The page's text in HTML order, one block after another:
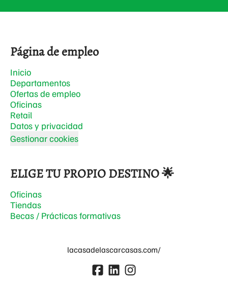
Página de empleo
Inicio
Departamentos
Ofertas de empleo
Oficinas
Retail
Datos y privacidad
Gestionar cookies
ELIGE TU PROPIO DESTINO 🌟
Oficinas
Tiendas
Becas / Prácticas formativas
lacasadelascarcasas.com/